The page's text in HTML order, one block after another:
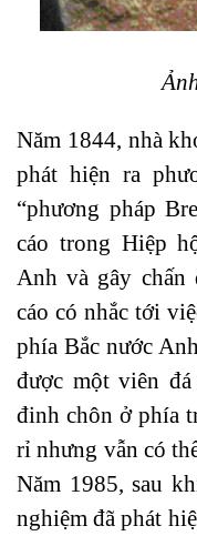
Năm 1844, nhà
phát hiện ra
“phương pháp
cáo trong Hiệp
Anh và gây
cáo có nhắc tới
phía Bắc nước
được một viên
đinh chôn ở phía
rỉ nhưng vẫn có
Năm 1985, sau
nghiệm đã phát